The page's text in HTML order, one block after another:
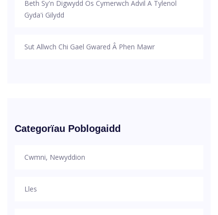
Beth Sy'n Digwydd Os Cymerwch Advil A Tylenol
Gyda'i Gilydd
Sut Allwch Chi Gael Gwared Â Phen Mawr
Categorïau Poblogaidd
Cwmni, Newyddion
Lles